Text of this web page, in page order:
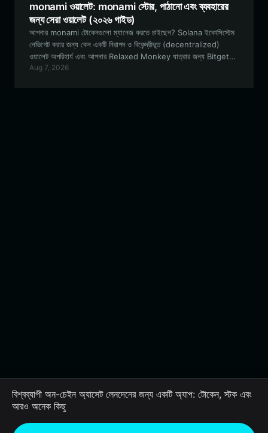
monami ওয়ালেট: monami স্টোর, পাঠানো এবং ব্যবহারের
জন্য সেরা ওয়ালেট (২০২৬ গাইড)
আপনার monami টোকেনগুলো ম্যানেজ করতে চাইছেন? Solana ইকোসিস্টেম
নেভিগেট করার জন্য কেন একটি নিরাপদ ও বিকেন্দ্রীভূত (decentralized)
ওয়ালেট অপরিহার্য এবং আপনার Relaxed Monkey যাত্রার জন্য Bitget
Wallet কীভাবে সেরা গেটওয়ে হিসেবে কাজ করে, তা জেনে নিন।
Aug 7, 2026
বিশ্বব্যাপী অন-চেইন অ্যাসেট লেনদেনের জন্য একটি অ্যাপ: টোকেন, স্টক এবং
আরও অনেক কিছু